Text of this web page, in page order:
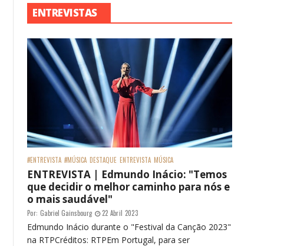
ENTREVISTAS
#ENTREVISTA #MÚSICA DESTAQUE ENTREVISTA MÚSICA
ENTREVISTA | Edmundo Inácio: "Temos
que decidir o melhor caminho para nós e
o mais saudável"
Por: Gabriel Gainsbourg 22 Abril 2023
Edmundo Inácio durante o "Festival da Canção 2023"
na RTPCréditos: RTPEm Portugal, para ser